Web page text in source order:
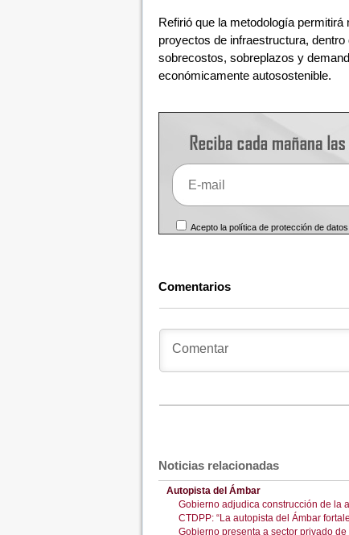
Refirió que la metodología
proyectos de infraestructura,
sobrecostos, sobreplazos y
económicamente autosostenible.
Acepto la política de protección de
Comentarios
Noticias relacionadas
Autopista del Ámbar
Gobierno adjudica construcción de la
CTDPP: “La autopista del Ámbar
Gobierno presenta a sector privado